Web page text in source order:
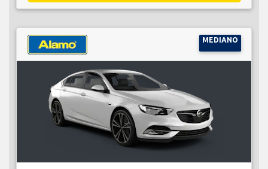
MEDIANO